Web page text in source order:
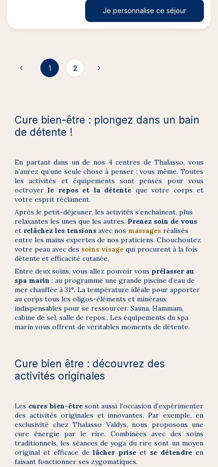
Je personnalise ce séjour
1 2
Cure bien-être : plongez dans un bain
de détente !
En partant dans un de nos 4 centres de Thalasso, vous
n’aurez qu’une seule chose à penser : vous même. Toutes
les activités et équipements sont pensés pour vous
octroyer le repos et la détente que votre corps et
votre esprit réclament.
Après le petit-déjeuner, les activités s’enchaînent, plus
relaxantes les unes que les autres. Prenez soin de vous
et relâchez les tensions avec nos massages réalisés
entre les mains expertes de nos praticiens. Chouchoutez
votre peau avec des soins visage qui procurent à la fois
détente et efficacité cutanée.
Entre deux soins, vous allez pouvoir vous prélasser au
spa marin : au programme une grande piscine d’eau de
mer chauffée à 31°. La température idéale pour apporter
au corps tous les oligos-éléments et minéraux
indispensables pour se ressourcer. Sauna, Hammam,
cabine de sel, salle de repos.. Les équipements du spa
marin vous offrent de véritables moments de détente.
Cure bien être : découvrez des
activités originales
Les cures bien-êtresont aussi l’occasion d’expérimenter
des activités originales et innovantes. Par exemple, en
exclusivité chez Thalasso Valdys, nous proposons une
cure énergie par le rire. Combinées avec des soins
traditionnels, les séances de yoga du rire sont un moyen
original et efficace de lâcher prise et se détendre en
faisant fonctionner ses zygomatiques.